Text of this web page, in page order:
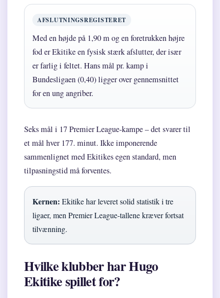
AFSLUTNINGSREGISTERET
Med en højde på 1,90 m og en foretrukken højre
fod er Ekitike en fysisk stærk afslutter, der især
er farlig i feltet. Hans mål pr. kamp i
Bundesligaen (0,40) ligger over gennemsnittet
for en ung angriber.
Seks mål i 17 Premier League-kampe – det svarer til
et mål hver 177. minut. Ikke imponerende
sammenlignet med Ekitikes egen standard, men
tilpasningstid må forventes.
Kernen: Ekitike har leveret solid statistik i tre
ligaer, men Premier League-tallene kræver fortsat
tilvænning.
Hvilke klubber har Hugo
Ekitike spillet for?